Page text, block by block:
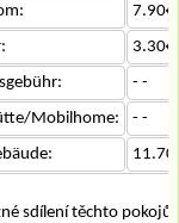
- -
Mobilhome:
- -
sdílení těchto pokojů